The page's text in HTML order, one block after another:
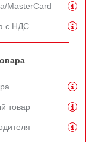
MasterCard
с НДС
товар